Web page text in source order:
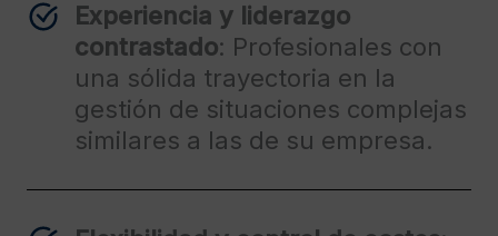
Experiencia y liderazgo
contrastado: Profesionales con
una sólida trayectoria en la
gestión de situaciones complejas
similares a las de su empresa.